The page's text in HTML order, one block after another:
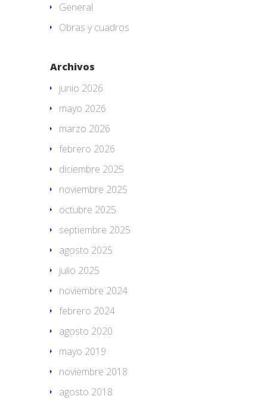
General
Obras y cuadros
Archivos
junio 2026
mayo 2026
marzo 2026
febrero 2026
diciembre 2025
noviembre 2025
octubre 2025
septiembre 2025
agosto 2025
julio 2025
noviembre 2024
febrero 2024
agosto 2020
mayo 2019
noviembre 2018
agosto 2018